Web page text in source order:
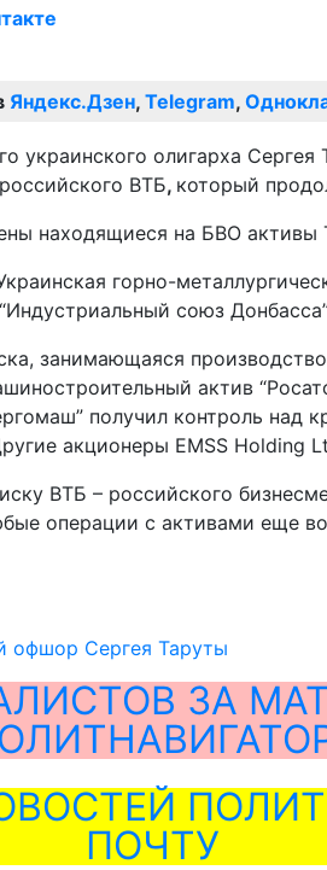
Яндекс.Дзен, Telegram,
олигарха Сергея
ВТБ, который
находящиеся на БВО
горно-
союз
занимающаяся
актив
получил контроль над
акционеры EMSS Holding
ВТБ – российского
операции с активами еще
офшор Сергея Таруты
ЗА
ПОЧТУ